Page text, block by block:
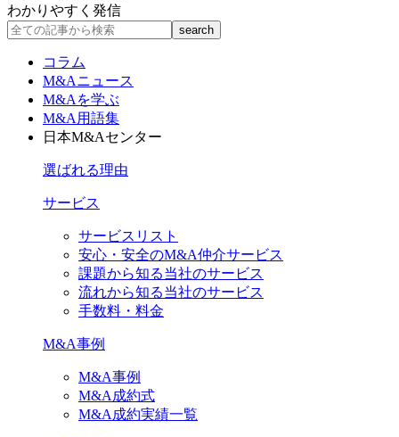
わかりやすく発信
コラム
M&Aニュース
M&Aを学ぶ
M&A用語集
日本M&Aセンター
選ばれる理由
サービス
サービスリスト
安心・安全のM&A仲介サービス
課題から知る当社のサービス
流れから知る当社のサービス
手数料・料金
M&A事例
M&A事例
M&A成約式
M&A成約実績一覧